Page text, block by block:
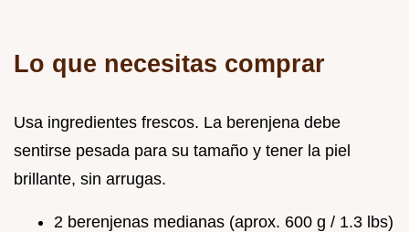
Lo que necesitas comprar
Usa ingredientes frescos. La berenjena debe
sentirse pesada para su tamaño y tener la piel
brillante, sin arrugas.
2 berenjenas medianas (aprox. 600 g / 1.3 lbs)